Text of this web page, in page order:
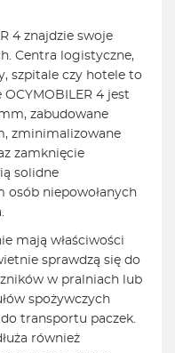
4 znajdzie swoje
Centra logistyczne,
szpitale czy hotele to
4 jest
zabudowane
zminimalizowane
zamknięcie
solidne
osób niepowołanych
mają właściwości
sprawdzą się do
w pralniach lub
spożywczych
transportu paczek.
również